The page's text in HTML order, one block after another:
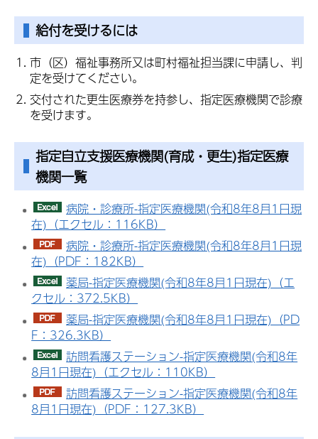
給付を受けるには
市（区）福祉事務所又は町村福祉担当課に申請し、判
定を受けてください。
交付された更生医療券を持参し、指定医療機関で診療
を受けます。
指定自立支援医療機関(育成・更生)指定医療
機関一覧
病院・診療所-指定医療機関(令和8年8月1日現
在)（エクセル：116KB）
病院・診療所-指定医療機関(令和8年8月1日現
在)（PDF：182KB）
薬局-指定医療機関(令和8年8月1日現在)（エ
クセル：372.5KB）
薬局-指定医療機関(令和8年8月1日現在)（PD
F：326.3KB）
訪問看護ステーション-指定医療機関(令和8年
8月1日現在)（エクセル：110KB）
訪問看護ステーション-指定医療機関(令和8年
8月1日現在)（PDF：127.3KB）